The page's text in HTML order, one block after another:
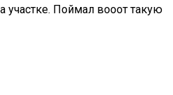
Поймал вооот такую